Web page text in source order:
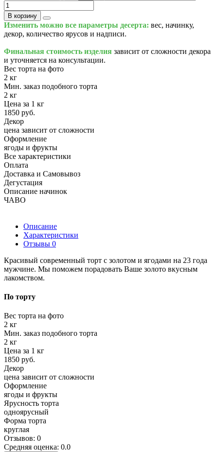
В корзину
Изменить можно все параметры десерта: вес, начинку,
декор, количество ярусов и надписи.
Финальная стоимость изделия зависит от сложности декора
и уточняется на консультации.
Вес торта на фото
2 кг
Мин. заказ подобного торта
2 кг
Цена за 1 кг
1850 руб.
Декор
цена зависит от сложности
Оформление
ягоды и фрукты
Все характеристики
Оплата
Доставка и Самовывоз
Дегустация
Описание начинок
ЧАВО
Описание
Характеристики
Отзывы 0
Красивый современный торт с золотом и ягодами на 23 года
мужчине. Мы поможем порадовать Ваше золото вкусным
лакомством.
По торту
Вес торта на фото
2 кг
Мин. заказ подобного торта
2 кг
Цена за 1 кг
1850 руб.
Декор
цена зависит от сложности
Оформление
ягоды и фрукты
Ярусность торта
одноярусный
Форма торта
круглая
Отзывов: 0
Средняя оценка: 0.0